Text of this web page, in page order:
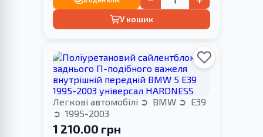
У кошик
Легкові автомобілі BMW
E39
1995-2003
1 210.00 грн